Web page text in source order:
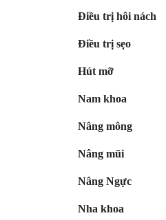
Điều trị hôi nách
Điều trị sẹo
Hút mỡ
Nam khoa
Nâng mông
Nâng mũi
Nâng Ngực
Nha khoa